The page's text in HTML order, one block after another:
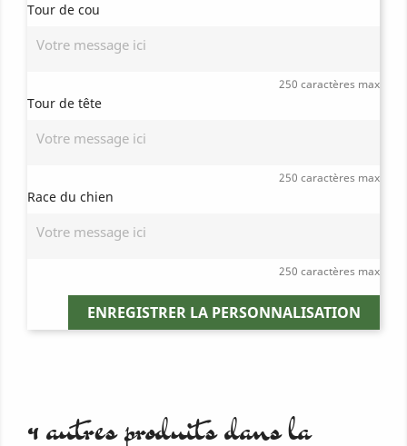
Tour de cou
250 caractères max
Tour de tête
250 caractères max
Race du chien
250 caractères max
ENREGISTRER LA PERSONNALISATION
4 autres produits dans la